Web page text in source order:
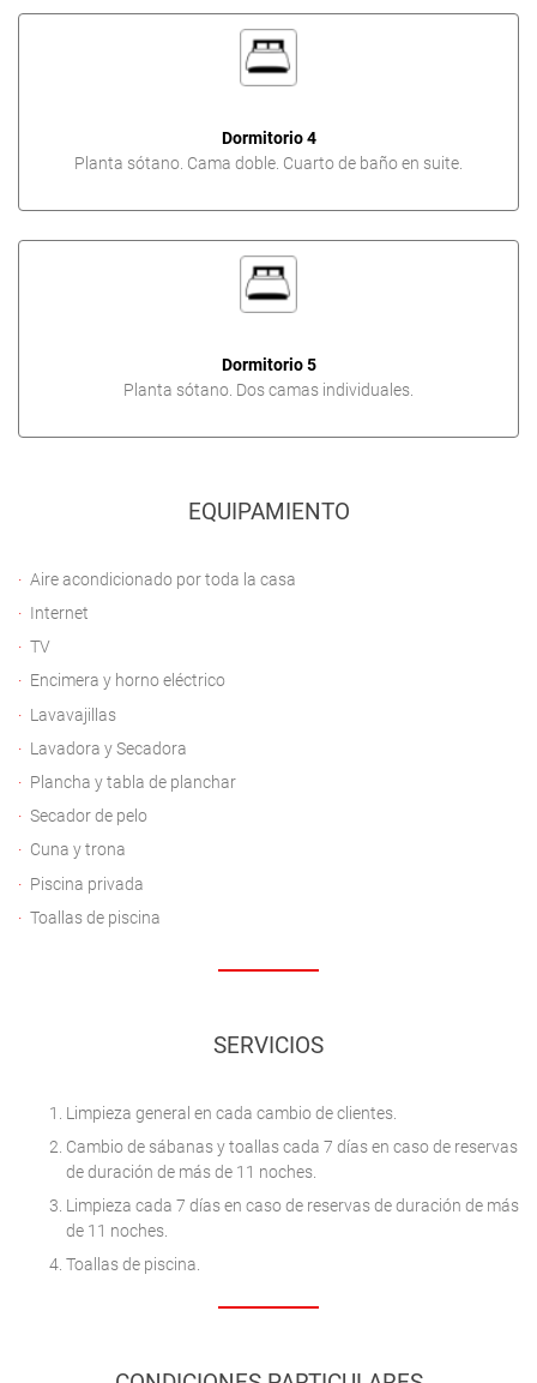
Dormitorio 4
Planta sótano. Cama doble. Cuarto de baño en suite.
Dormitorio 5
Planta sótano. Dos camas individuales.
EQUIPAMIENTO
Aire acondicionado por toda la casa
Internet
TV
Encimera y horno eléctrico
Lavavajillas
Lavadora y Secadora
Plancha y tabla de planchar
Secador de pelo
Cuna y trona
Piscina privada
Toallas de piscina
SERVICIOS
Limpieza general en cada cambio de clientes.
Cambio de sábanas y toallas cada 7 días en caso de reservas
de duración de más de 11 noches.
Limpieza cada 7 días en caso de reservas de duración de más
de 11 noches.
Toallas de piscina.